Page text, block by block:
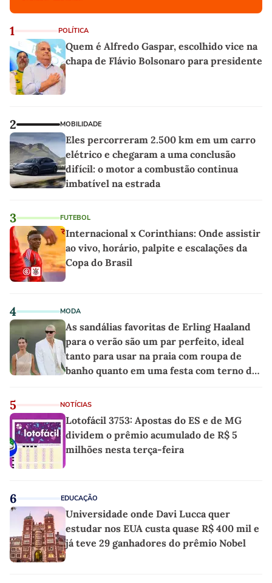
1 POLÍTICA
Quem é Alfredo Gaspar, escolhido vice na
chapa de Flávio Bolsonaro para presidente
2 MOBILIDADE
Eles percorreram 2.500 km em um carro
elétrico e chegaram a uma conclusão
difícil: o motor a combustão continua
imbatível na estrada
3 FUTEBOL
Internacional x Corinthians: Onde assistir
ao vivo, horário, palpite e escalações da
Copa do Brasil
4 MODA
As sandálias favoritas de Erling Haaland
para o verão são um par perfeito, ideal
tanto para usar na praia com roupa de
banho quanto em uma festa com terno de
5 NOTÍCIAS
Lotofácil 3753: Apostas do ES e de MG
dividem o prêmio acumulado de R$ 5
milhões nesta terça-feira
6 EDUCAÇÃO
Universidade onde Davi Lucca quer
estudar nos EUA custa quase R$ 400 mil e
já teve 29 ganhadores do prêmio Nobel